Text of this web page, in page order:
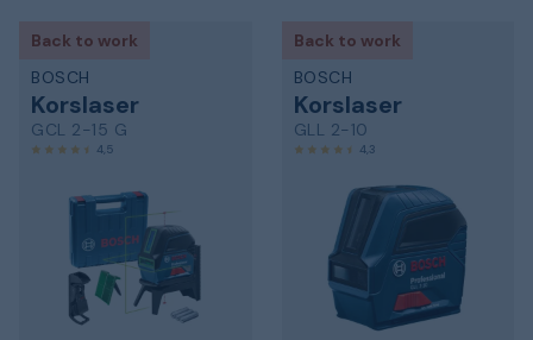
Back to work
BOSCH
Korslaser
GCL 2-15 G
4,5
Back to work
BOSCH
Korslaser
GLL 2-10
4,3